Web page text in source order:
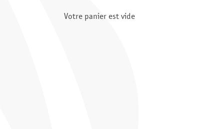
Votre panier est vide